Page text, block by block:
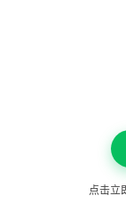
点击立